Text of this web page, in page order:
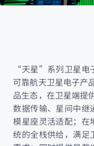
“天星”系列卫星电
可靠航天卫星电子
品生态，在卫星端提
数据传输、星间中继
模星座灵活适配；在
统的全栈供给，满足